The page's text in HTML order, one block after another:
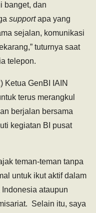
banget, dan
supportapa yang
sejalan, komunikasi
tuturnya saat
telepon.
Ketua GenBI IAIN
terus merangkul
berjalan bersama
kegiatan BI pusat
teman-teman tanpa
untuk ikut aktif dalam
ataupun
Selain itu, saya